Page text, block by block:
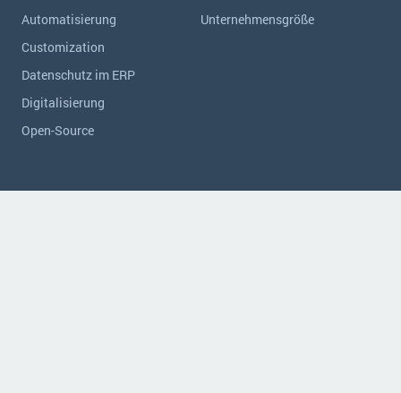
Automatisierung
Customization
Datenschutz im ERP
Digitalisierung
Open-Source
Unternehmensgröße